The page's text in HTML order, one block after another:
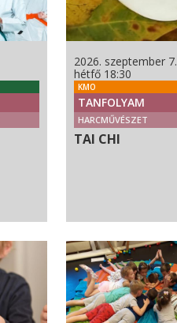
2026. szeptember 7.
hétfő 18:30
KMO
TANFOLYAM
HARCMŰVÉSZET
TAI CHI